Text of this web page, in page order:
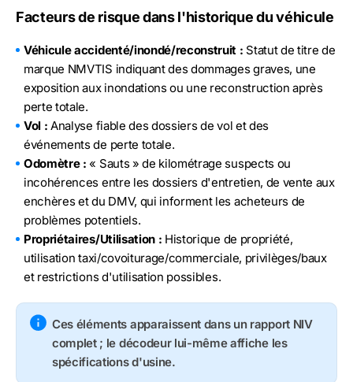
Facteurs de risque dans l'historique du véhicule
Véhicule accidenté/inondé/reconstruit : Statut de titre de
marque NMVTIS indiquant des dommages graves, une
exposition aux inondations ou une reconstruction après
perte totale.
Vol : Analyse fiable des dossiers de vol et des
événements de perte totale.
Odomètre : « Sauts » de kilométrage suspects ou
incohérences entre les dossiers d'entretien, de vente aux
enchères et du DMV, qui informent les acheteurs de
problèmes potentiels.
Propriétaires/Utilisation : Historique de propriété,
utilisation taxi/covoiturage/commerciale, privilèges/baux
et restrictions d'utilisation possibles.
Ces éléments apparaissent dans un rapport NIV
complet ; le décodeur lui-même affiche les
spécifications d'usine.